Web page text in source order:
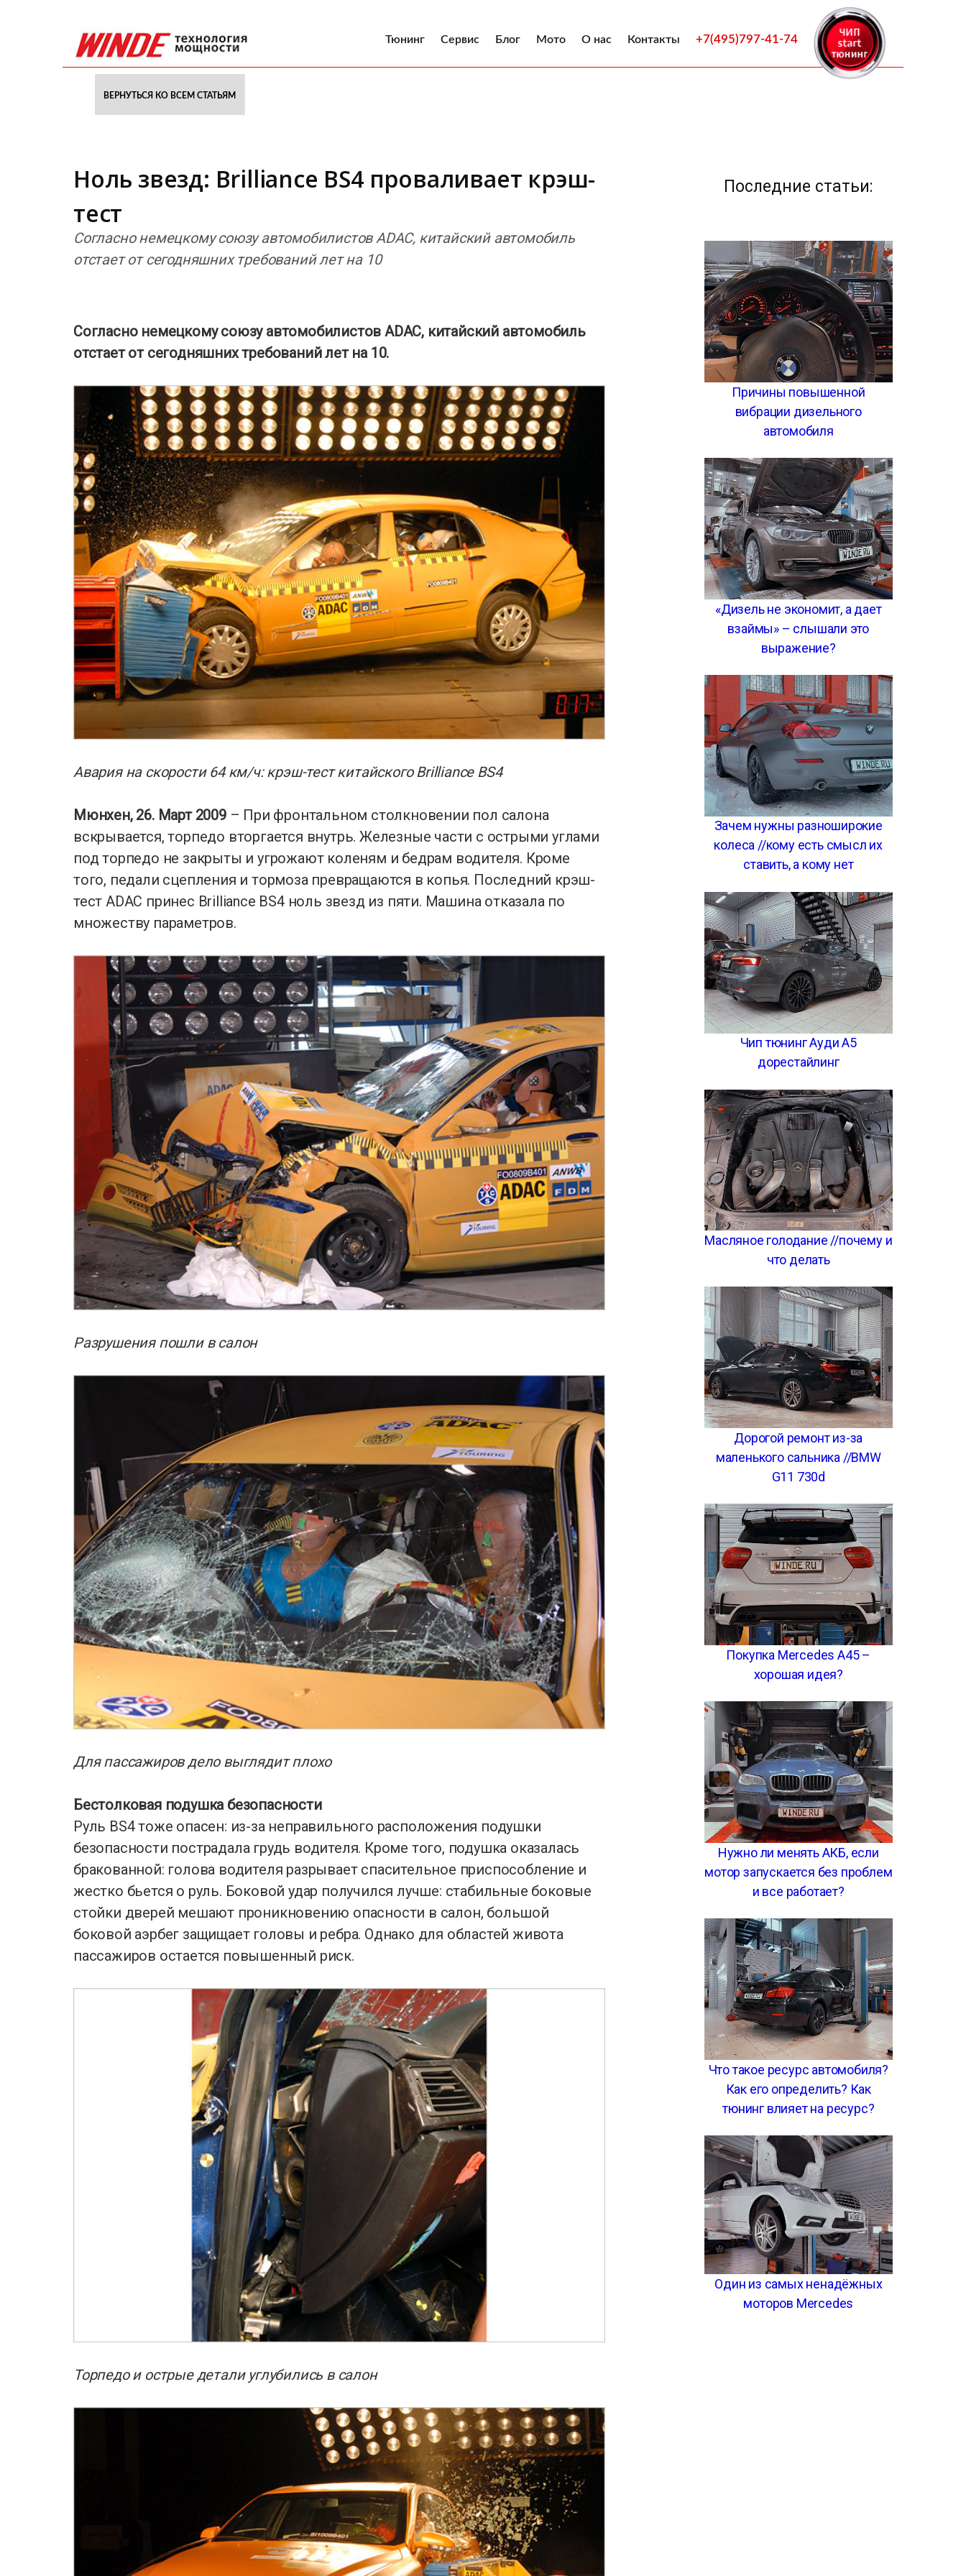
Тюнинг Сервис Блог Мото О нас Контакты +7(495)797-41-74
ВЕРНУТЬСЯ КО ВСЕМ СТАТЬЯМ
Ноль звезд: Brilliance BS4 проваливает крэш-
тест
Согласно немецкому союзу автомобилистов ADAC, китайский автомобиль
отстает от сегодняшних требований лет на 10
Согласно немецкому союзу автомобилистов ADAC, китайский автомобиль
отстает от сегодняшних требований лет на 10.
Авария на скорости 64 км/ч: крэш-тест китайского Brilliance BS4
Мюнхен, 26. Март 2009– При фронтальном столкновении пол салона
вскрывается, торпедо вторгается внутрь. Железные части с острыми углами
под торпедо не закрыты и угрожают коленям и бедрам водителя. Кроме
того, педали сцепления и тормоза превращаются в копья. Последний крэш-
тест ADAC принес Brilliance BS4 ноль звезд из пяти. Машина отказала по
множеству параметров.
Разрушения пошли в салон
Для пассажиров дело выглядит плохо
Бестолковая подушка безопасности
Руль BS4 тоже опасен: из-за неправильного расположения подушки
безопасности пострадала грудь водителя. Кроме того, подушка оказалась
бракованной: голова водителя разрывает спасительное приспособление и
жестко бьется о руль. Боковой удар получился лучше: стабильные боковые
стойки дверей мешают проникновению опасности в салон, большой
боковой аэрбег защищает головы и ребра. Однако для областей живота
пассажиров остается повышенный риск.
Торпедо и острые детали углубились в салон
Последние статьи:
Причины повышенной
вибрации дизельного
автомобиля
«Дизель не экономит, а дает
взаймы» – слышали это
выражение?
Зачем нужны разноширокие
колеса //кому есть смысл их
ставить, а кому нет
Чип тюнинг Ауди А5
дорестайлинг
Масляное голодание //почему и
что делать
Дорогой ремонт из-за
маленького сальника //BMW
G11 730d
Покупка Mercedes A45 –
хорошая идея?
Нужно ли менять АКБ, если
мотор запускается без проблем
и все работает?
Что такое ресурс автомобиля?
Как его определить? Как
тюнинг влияет на ресурс?
Один из самых ненадёжных
моторов Mercedes